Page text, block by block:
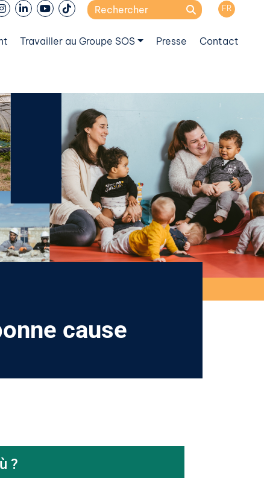
Search
FR
Travailler au Groupe SOS Presse Contact
cause
?